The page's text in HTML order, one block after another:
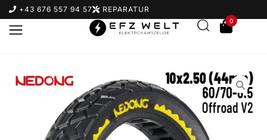
+43 676 557 94 57 REPARATUR
0